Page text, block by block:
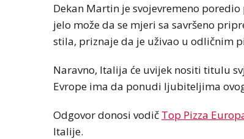
Dekan Martin je svojevremeno
jelo može da se mjeri sa savršeno
stila, priznaje da je uživao u odličnim
Naravno, Italija će uvijek nositi titulu
Evrope ima da ponudi ljubiteljima
Odgovor donosi vodič Top Pizza
Italije.